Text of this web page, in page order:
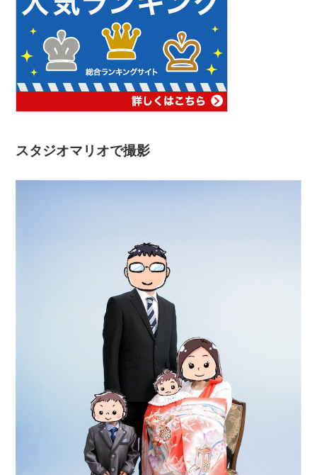
スタジオマリオで撮影